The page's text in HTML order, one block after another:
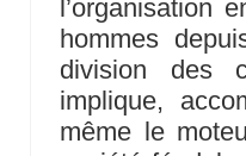
l’organisation
hommes
division des
implique,
même le